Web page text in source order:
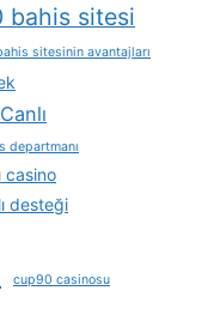
bahis sitesi
sitesinin avantajları
departmanı
casino
desteği
cup90 casinosu